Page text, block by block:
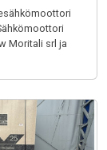
Moritali srl ja